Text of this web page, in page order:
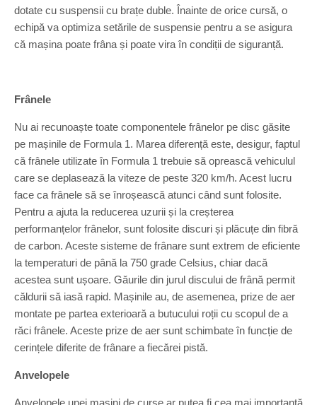
dotate cu suspensii cu brațe duble. Înainte de orice cursă, o
echipă va optimiza setările de suspensie pentru a se asigura
că mașina poate frâna și poate vira în condiții de siguranță.
Frânele
Nu ai recunoaște toate componentele frânelor pe disc găsite
pe mașinile de Formula 1. Marea diferență este, desigur, faptul
că frânele utilizate în Formula 1 trebuie să oprească vehiculul
care se deplasează la viteze de peste 320 km/h. Acest lucru
face ca frânele să se înroșească atunci când sunt folosite.
Pentru a ajuta la reducerea uzurii și la creșterea
performanțelor frânelor, sunt folosite discuri și plăcuțe din fibră
de carbon. Aceste sisteme de frânare sunt extrem de eficiente
la temperaturi de până la 750 grade Celsius, chiar dacă
acestea sunt ușoare. Găurile din jurul discului de frână permit
căldurii să iasă rapid. Mașinile au, de asemenea, prize de aer
montate pe partea exterioară a butucului roții cu scopul de a
răci frânele. Aceste prize de aer sunt schimbate în funcție de
cerințele diferite de frânare a fiecărei pistă.
Anvelopele
Anvelopele unei mașini de curse ar putea fi cea mai importantă